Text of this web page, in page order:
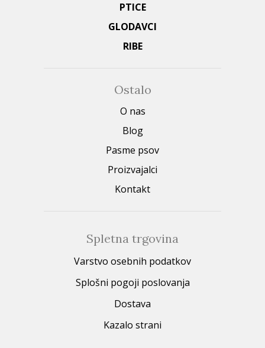
PTICE
GLODAVCI
RIBE
Ostalo
O nas
Blog
Pasme psov
Proizvajalci
Kontakt
Spletna trgovina
Varstvo osebnih podatkov
Splošni pogoji poslovanja
Dostava
Kazalo strani